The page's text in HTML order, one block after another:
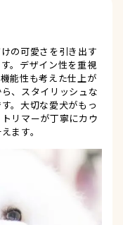
の可愛さを引き出す
。デザイン性を重視
能性も考えた仕上が
、スタイリッシュな
。大切な愛犬がもっ
リマーが丁寧にカウ
ます。